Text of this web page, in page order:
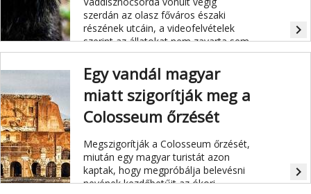
szerdán az olasz főváros északi
részének utcáin, a videofelvételek
szerint az állatokat nem zavarta sem
a gépkocsiforgalom, sem a járókelők
sokasága.
navigate_next
Egy vandál magyar
miatt szigorítják meg a
Colosseum őrzését
Megszigorítják a Colosseum őrzését,
miután egy magyar turistát azon
kaptak, hogy megpróbálja belevésni
nevének kezdőbetűit az ókori
navigate_next